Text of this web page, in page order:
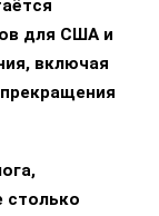
для США и
включая
столько